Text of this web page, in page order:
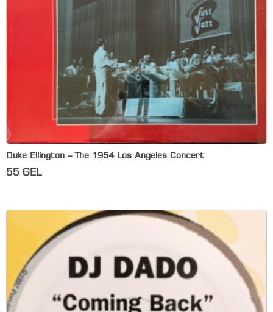
Duke Ellington – The 1954 Los Angeles Concert
55 GEL